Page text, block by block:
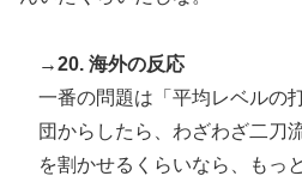
→20. 海外の反応
一番の問題は「平均レベルの
団からしたら、わざわざ二刀
を割かせるくらいなら、もっ